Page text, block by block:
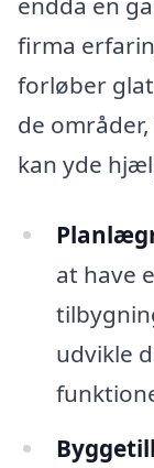
firma
forløber
de
kan yde
at have
udvikle